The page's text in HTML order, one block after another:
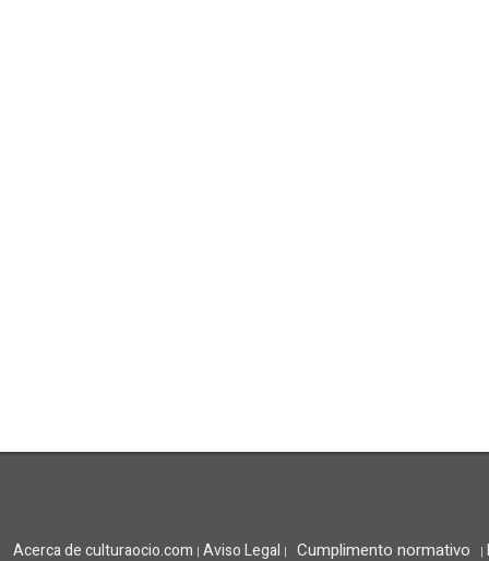
Acerca de culturaocio.com | Aviso Legal | Cumplimento normativo |